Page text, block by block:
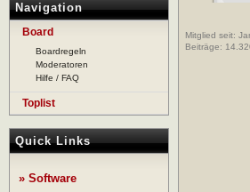
Navigation
Board
Boardregeln
Moderatoren
Hilfe / FAQ
Toplist
Quick Links
» Software
Mitglied seit:
Beiträge: